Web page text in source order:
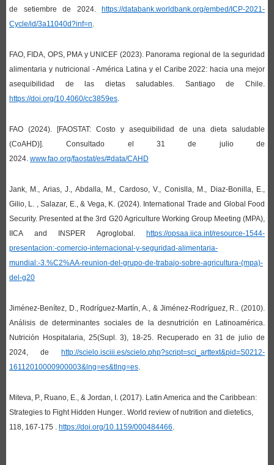
de setiembre de 2024. https://databank.worldbank.org/embed/ICP-2021-
Cycle/id/3a11040d?inf=n.
FAO, FIDA, OPS, PMA y UNICEF (2023). Panorama regional de la seguridad
alimentaria y nutricional - América Latina y el Caribe 2022: hacia una mejor
asequibilidad de las dietas saludables. Santiago de Chile.
https://doi.org/10.4060/cc3859es.
FAO (2024). [FAOSTAT: Costo y asequibilidad de una dieta saludable
(CoAHD)]. Consultado el 31 de julio de
2024. www.fao.org/faostat/es/#data/CAHD
Jank, M., Arias, J., Abdalla, M., Cardoso, V., Conislla, M., Diaz-Bonilla, E.,
Gilio, L. , Salazar, E., & Vega, K. (2024). International Trade and Global Food
Security. Presented at the 3rd G20 Agriculture Working Group Meeting (MPA),
IICA and INSPER Agroglobal. https://opsaa.iica.int/resource-1544-
presentacion:-comercio-internacional-y-seguridad-alimentaria-
mundial:-3.%C2%AA-reunion-del-grupo-de-trabajo-sobre-agricultura-(mpa)-
del-g20
Jiménez-Benítez, D., Rodríguez-Martín, A., & Jiménez-Rodríguez, R.. (2010).
Análisis de determinantes sociales de la desnutrición en Latinoamérica.
Nutrición Hospitalaria, 25(Supl. 3), 18-25. Recuperado en 31 de julio de
2024, de http://scielo.isciii.es/scielo.php?script=sci_arttext&pid=S0212-
16112010000900003&lng=es&tlng=es.
Miteva, P., Ruano, E., & Jordan, I. (2017). Latin America and the Caribbean:
Strategies to Fight Hidden Hunger.. World review of nutrition and dietetics,
118, 167-175 . https://doi.org/10.1159/000484466.